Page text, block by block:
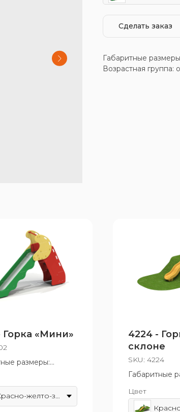
Сделать заказ
Габаритные
Возрастная группа:
Горка «Мини»
размеры:
группа: от 3 до
Красно-желто-зеленый
4224 -
склоне
SKU: 4224
Габаритные
Возрастная
10 лет
Цвет